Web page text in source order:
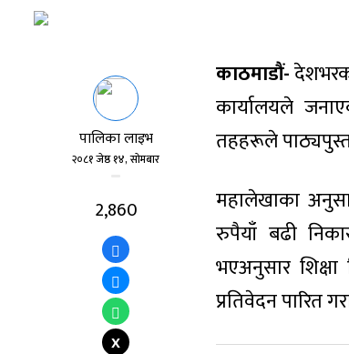
पालिका लाइभ
२०८१ जेष्ठ १४, सोमबार
2,860
X
काठमाडौं-
कार्यालयले
तहहरूले
महालेखाका
रुपैयाँ बढी
भएअनुसार
प्रतिवेदन पारित